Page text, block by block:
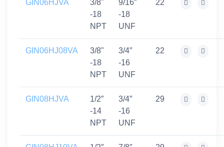
GIN06HJVA
3/8"
-18
NPT
9/16″
-18
UNF
22
GIN06HJ08VA
3/8"
-18
NPT
3/4″
-16
UNF
22
GIN08HJVA
1/2″
-14
NPT
3/4″
-16
UNF
29